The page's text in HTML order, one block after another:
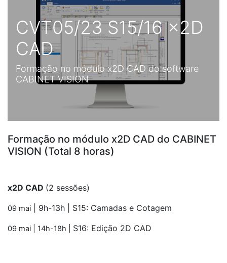
CVT05/23 S15/16 x2D
CAD
Formação no módulo x2D CAD do software
CABINET VISION
Formação no módulo x2D CAD do CABINET
VISION (Total 8 horas)
x2D CAD (2 sessões)
09 mai | 9h-13h | S15: Camadas e Cotagem
09 mai | 14h-18h | S16: Edição 2D CAD